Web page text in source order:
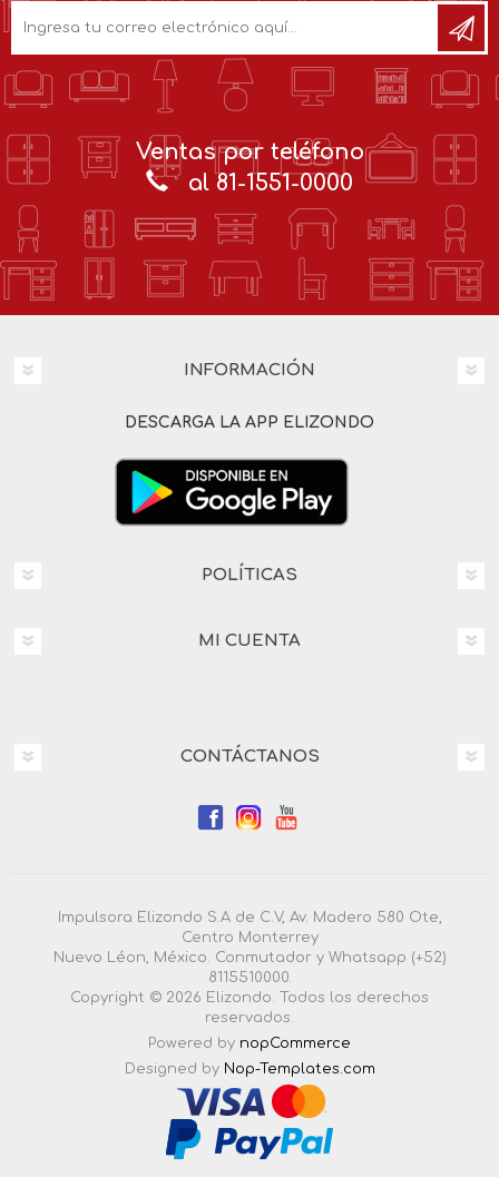
Ventas por teléfono
al 81-1551-0000
INFORMACIÓN
DESCARGA LA APP ELIZONDO
POLÍTICAS
MI CUENTA
CONTÁCTANOS
Impulsora Elizondo S.A de C.V, Av. Madero 580 Ote,
Centro Monterrey
Nuevo Léon, México. Conmutador y Whatsapp (+52)
8115510000.
Copyright © 2026 Elizondo. Todos los derechos
reservados.
Powered by nopCommerce
Designed by Nop-Templates.com